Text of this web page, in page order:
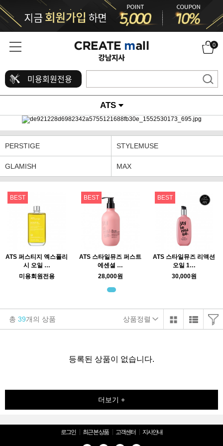
0
미용회원전용
ATS
PERSTIGE STYLEMUSE
GLAMISH MAX
BEST
ATS 퍼스티지 엑스폴리
시 오일 …
미용회원전용
BEST
ATS 스타일뮤즈 퍼스트
에센셜 …
28,000원
BEST
ATS 스타일뮤즈 리액션
오일 1…
30,000원
총 39개의 상품 상품정렬
등록된 상품이 없습니다.
더보기 +
로그인 최근 본 상품 고객센터 지사안내